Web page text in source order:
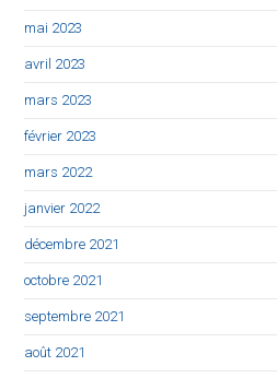
mai 2023
avril 2023
mars 2023
février 2023
mars 2022
janvier 2022
décembre 2021
octobre 2021
septembre 2021
août 2021